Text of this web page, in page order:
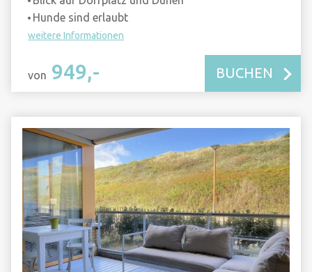
Hunde sind erlaubt
weitere Informationen
von 949,- BUCHEN